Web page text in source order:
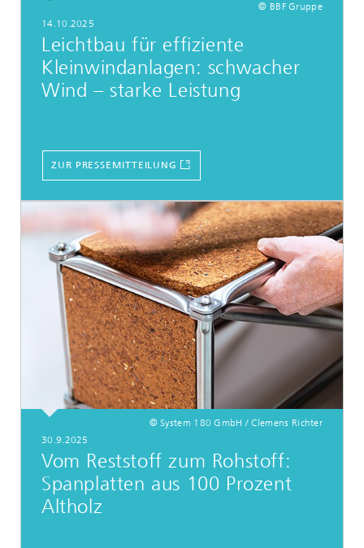
© BBF Gruppe
14.10.2025
Leichtbau für effiziente
Kleinwindanlagen: schwacher
Wind – starke Leistung
ZUR PRESSEMITTEILUNG
© System 180 GmbH / Clemens Richter
30.9.2025
Vom Reststoff zum Rohstoff:
Spanplatten aus 100 Prozent
Altholz